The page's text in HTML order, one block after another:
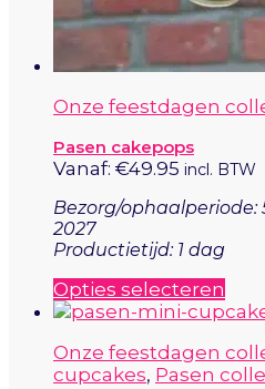
Onze feestdagen
Pasen cakepops
Vanaf: €49.95 incl. BTW
Bezorg/
2027
Productietijd: 1 dag
Opties selecteren
Onze feestdagen
cupcakes, Pasen